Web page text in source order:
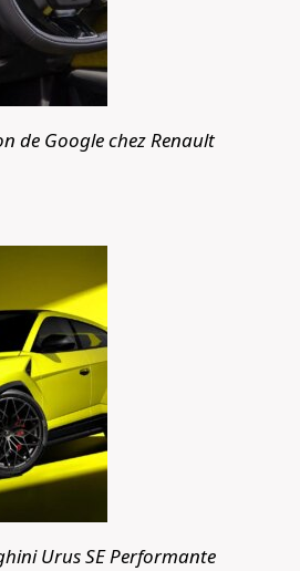
de Google chez Renault
Urus SE Performante